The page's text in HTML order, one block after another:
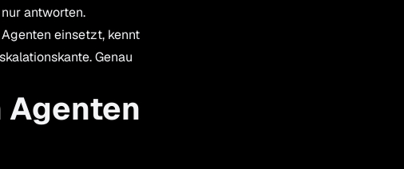
antworten.
einsetzt, kennt
Genau
Agenten